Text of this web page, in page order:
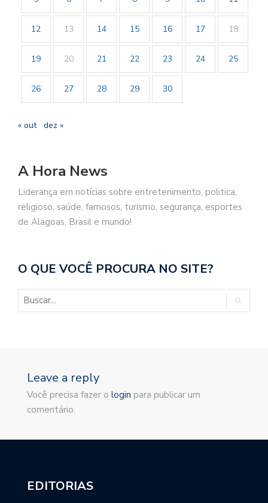
12 13 14 15 16 17 18
19 20 21 22 23 24 25
26 27 28 29 30
« out dez »
A Hora News
Liderança em notícias sobre entretenimento, politica,
religioso, saúde, famosos, turismo, segurança, esportes
de Alagoas, Brasil e mundo!
O QUE VOCÊ PROCURA NO SITE?
Leave a reply
Você precisa fazer o login para publicar um
comentário.
EDITORIAS